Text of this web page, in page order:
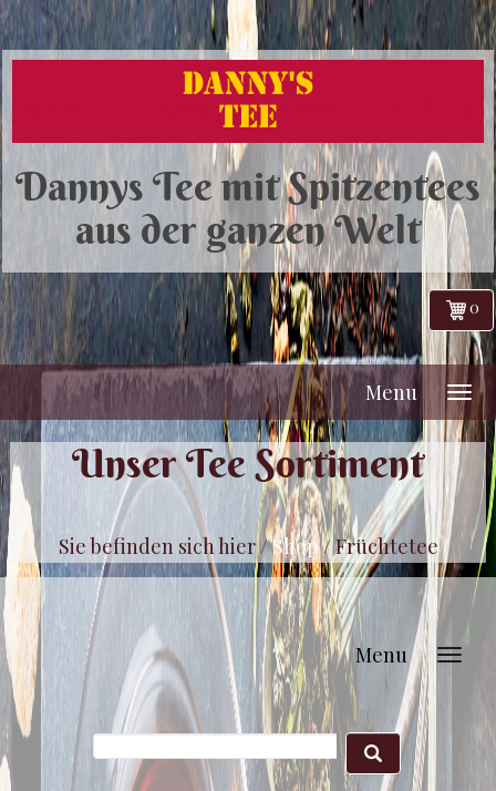
Dannys Tee mit Spitzentees
aus der ganzen Welt
0
Menu
Unser Tee Sortiment
Sie befinden sich hier /Shop/Früchtetee
Menu